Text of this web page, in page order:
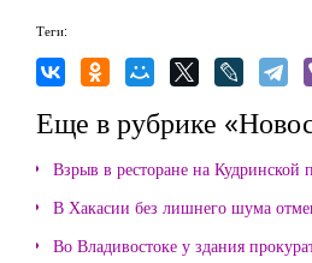
Теги:
Еще в рубрике
Взрыв в ресторане на
В Хакасии без лишнего шума
Во Владивостоке у здания